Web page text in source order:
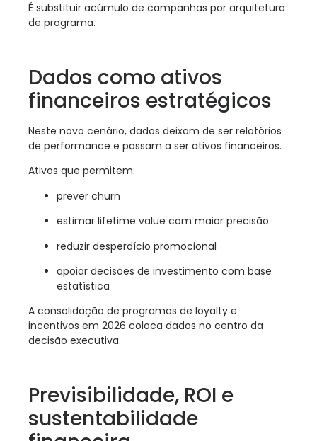
É substituir acúmulo de campanhas por arquitetura
de programa.
Dados como ativos
financeiros estratégicos
Neste novo cenário, dados deixam de ser relatórios
de performance e passam a ser ativos financeiros.
Ativos que permitem:
prever churn
estimar lifetime value com maior precisão
reduzir desperdício promocional
apoiar decisões de investimento com base
estatística
A consolidação de programas de loyalty e
incentivos em 2026 coloca dados no centro da
decisão executiva.
Previsibilidade, ROI e
sustentabilidade